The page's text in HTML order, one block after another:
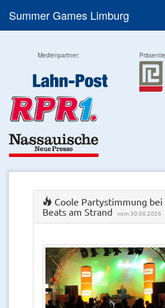
Summer Games Limburg
Medienpartner:
Coole Partystimmung
Beats am Strand vom 30.06.2026